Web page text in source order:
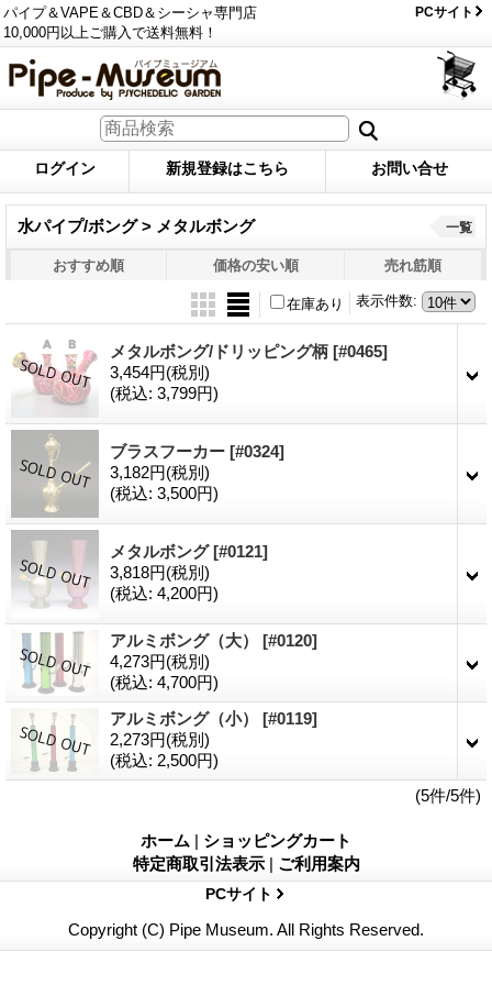
パイプ＆VAPE＆CBD＆シーシャ専門店
10,000円以上ご購入で送料無料！
PCサイト
ログイン 新規登録はこちら お問い合せ
水パイプ/ボング > メタルボング 一覧
おすすめ順 価格の安い順 売れ筋順
表示件数:
在庫あり
メタルボング/ドリッピング柄 [#0465]
3,454円(税別)
(税込: 3,799円)
ブラスフーカー [#0324]
3,182円(税別)
(税込: 3,500円)
メタルボング[#0121]
3,818円(税別)
(税込: 4,200円)
アルミボング（大） [#0120]
4,273円(税別)
(税込: 4,700円)
アルミボング（小） [#0119]
2,273円(税別)
(税込: 2,500円)
(5件/5件)
ホーム | ショッピングカート
特定商取引法表示 | ご利用案内
PCサイト
Copyright (C) Pipe Museum. All Rights Reserved.